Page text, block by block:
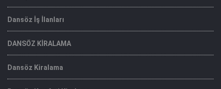
Dansöz İş İlanları
DANSÖZ KİRALAMA
Dansöz Kiralama